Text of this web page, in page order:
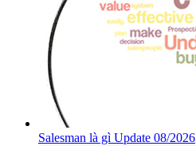
Salesman là gì Update 08/2026